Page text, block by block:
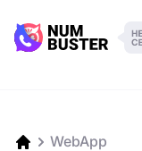
WebApp